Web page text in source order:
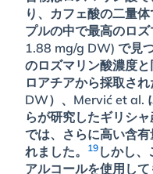
り、カフェ酸の二量
プルの中で最高のロ
1.88 mg/g DW) で見
のロズマリン酸濃度
ロアチアから採取さ
DW）、Mervić et al.
らが研究したギリシ
では、さらに高い含
れました。
19 しかし
アルコールを使用し